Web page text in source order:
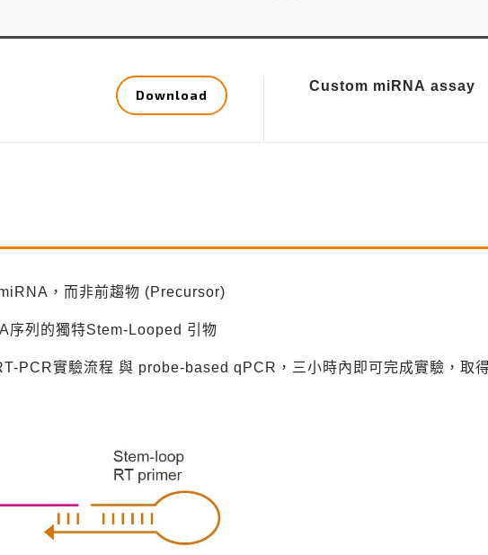
Download
Custom miRNA assay
，而非前趨物 (Precursor)
序列的獨特Stem-Looped 引物
PCR實驗流程 與 probe-based qPCR，三小時內即可完成實驗，取